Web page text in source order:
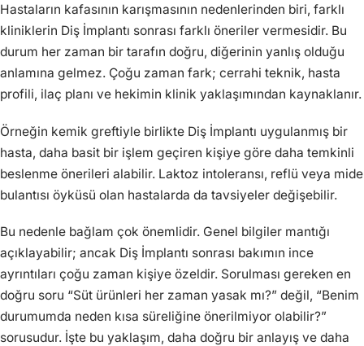
Hastaların kafasının karışmasının nedenlerinden biri, farklı
kliniklerin Diş İmplantı sonrası farklı öneriler vermesidir. Bu
durum her zaman bir tarafın doğru, diğerinin yanlış olduğu
anlamına gelmez. Çoğu zaman fark; cerrahi teknik, hasta
profili, ilaç planı ve hekimin klinik yaklaşımından kaynaklanır.
Örneğin kemik greftiyle birlikte Diş İmplantı uygulanmış bir
hasta, daha basit bir işlem geçiren kişiye göre daha temkinli
beslenme önerileri alabilir. Laktoz intoleransı, reflü veya mide
bulantısı öyküsü olan hastalarda da tavsiyeler değişebilir.
Bu nedenle bağlam çok önemlidir. Genel bilgiler mantığı
açıklayabilir; ancak Diş İmplantı sonrası bakımın ince
ayrıntıları çoğu zaman kişiye özeldir. Sorulması gereken en
doğru soru “Süt ürünleri her zaman yasak mı?” değil, “Benim
durumumda neden kısa süreliğine önerilmiyor olabilir?”
sorusudur. İşte bu yaklaşım, daha doğru bir anlayış ve daha